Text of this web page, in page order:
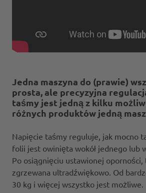
Jedna maszyna do (prawie)
prosta, ale precyzyjna
taśmy jest jedną z kilku
różnych produktów jedną
Napięcie taśmy reguluje, jak mocno
folii jest owinięta wokół jednego lub
Po osiągnięciu ustawionej oporności,
zgrzewana ultradźwiękowo. Od
30 kg i więcej wszystko jest możliwe.